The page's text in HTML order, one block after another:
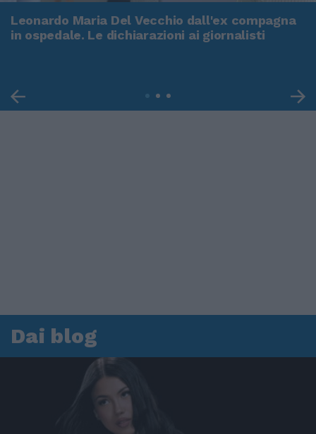
Leonardo Maria Del Vecchio dall'ex compagna
in ospedale. Le dichiarazioni ai giornalisti
Dai blog